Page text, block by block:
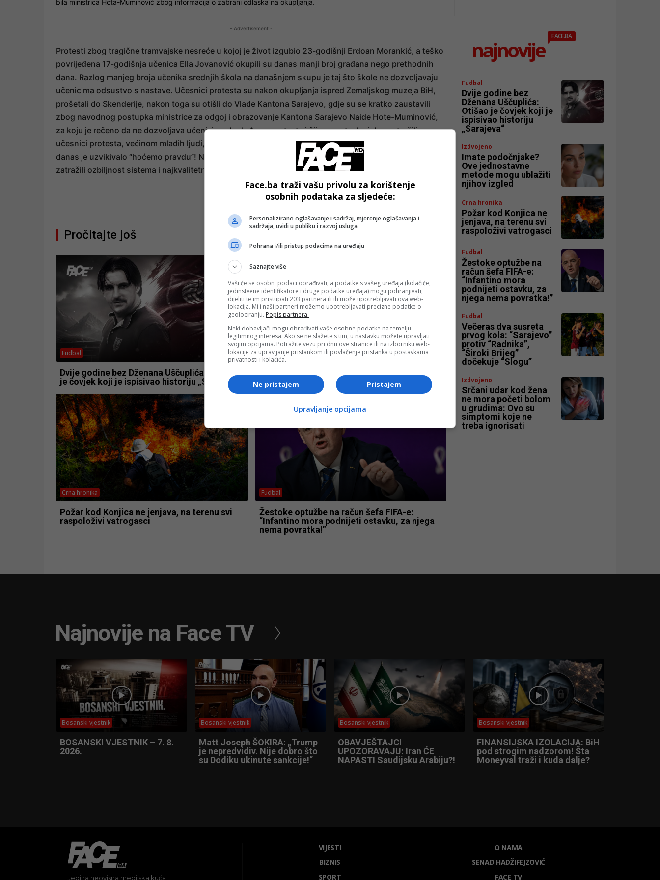
bila ministrica Hota-Muminović zbog informacija o zabrani odlaska na okupljanja.
- Advertisement -
Protesti zbog tragične tramvajske nesreće u kojoj je život izgubio 23-godišnji Erdoan Morankić, a teško
povrijeđena 17-godišnja učenica Ella Jovanović okupili su danas manji broj građana nego prethodnih
dana. Razlog manjeg broja učenika srednjih škola na današnjem skupu je taj što škole ne dozvoljavaju
učenicima odsustvo s nastave. Učesnici protesta su nakon okupljanja ispred Zemaljskog muzeja BiH,
prošetali do Skenderije, nakon toga su otišli do Vlade Kantona Sarajevo, gdje su se kratko zaustavili
zbog navodnog postupka ministrice za odgoj i obrazovanje Kantona Sarajevo Naide Hote-Muminović,
za koju je rečeno da ne dozvoljava učenicima da dođu na proteste i čiju su ostavku i danas tražili
učesnici protesta, većinom mladih ljudi, iako je i ona, kao i kompletna Vlada KS u ostavci. Stotine mladih
danas je uzvikivalo “hoćemo pravdu”! Naglasili su da ne podržavaju nijednu političku stranku, te
zatražili ozbiljnost sistema i najkvalitetnije kadrove na odgovornim pozicijama.
Pročitajte još
Fudbal
Dvije godine bez Dženana Uščuplića: Otišao
je čovjek koji je ispisivao historiju „Sarajeva“
Izdvojeno
Imate podočnjake? Ove jednostavne metode
mogu ublažiti njihov izgled
Crna hronika
Požar kod Konjica ne jenjava, na terenu svi
raspoloživi vatrogasci
Fudbal
Žestoke optužbe na račun šefa FIFA-e:
“Infantino mora podnijeti ostavku, za njega
nema povratka!”
najnovije
FACE.BA
Fudbal
Dvije godine bez
Dženana Uščuplića:
Otišao je čovjek koji je
ispisivao historiju
„Sarajeva“
Izdvojeno
Imate podočnjake?
Ove jednostavne
metode mogu ublažiti
njihov izgled
Crna hronika
Požar kod Konjica ne
jenjava, na terenu svi
raspoloživi vatrogasci
Fudbal
Žestoke optužbe na
račun šefa FIFA-e:
“Infantino mora
podnijeti ostavku, za
njega nema povratka!”
Fudbal
Večeras dva susreta
prvog kola: “Sarajevo”
protiv “Radnika”,
“Široki Brijeg”
dočekuje “Slogu”
Izdvojeno
Srčani udar kod žena
ne mora početi bolom
u grudima: Ovo su
simptomi koje ne
treba ignorisati
Najnovije na Face TV
Bosanski vjestnik
BOSANSKI VJESTNIK – 7. 8.
2026.
Bosanski vjestnik
Matt Joseph ŠOKIRA: „Trump
je nepredvidiv. Nije dobro što
su Dodiku ukinute sankcije!“
Bosanski vjestnik
OBAVJEŠTAJCI
UPOZORAVAJU: Iran ĆE
NAPASTI Saudijsku Arabiju?!
Bosanski vjestnik
FINANSIJSKA IZOLACIJA: BiH
pod strogim nadzorom! Šta
Moneyval traži i kuda dalje?
Jedina neovisna medijska kuća
VIJESTI
BIZNIS
SPORT
O NAMA
SENAD HADŽIFEJZOVIĆ
FACE TV
Face.ba traži vašu privolu za korištenje
osobnih podataka za sljedeće:
Personalizirano oglašavanje i sadržaj, mjerenje oglašavanja i
sadržaja, uvidi u publiku i razvoj usluga
Pohrana i/ili pristup podacima na uređaju
Saznajte više
Vaši će se osobni podaci obrađivati, a podatke s vašeg uređaja (kolačiće,
jedinstvene identifikatore i druge podatke uređaja) mogu pohranjivati,
dijeliti te im pristupati 203 partnera ili ih može upotrebljavati ova web-
lokacija. Mi i naši partneri možemo upotrebljavati precizne podatke o
geolociranju. Popis partnera.
Neki dobavljači mogu obrađivati vaše osobne podatke na temelju
legitimnog interesa. Ako se ne slažete s tim, u nastavku možete upravljati
svojim opcijama. Potražite vezu pri dnu ove stranice ili na izborniku web-
lokacije za upravljanje pristankom ili povlačenje pristanka u postavkama
privatnosti i kolačića.
Pristajem
Ne pristajem
Upravljanje opcijama